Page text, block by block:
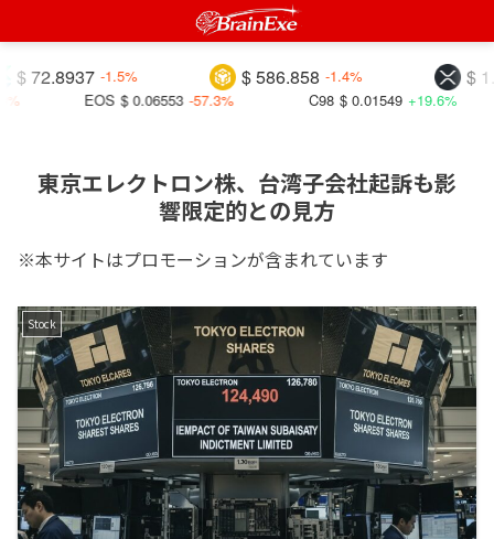
$
$ 586.858 -1.4%
-1.5%
$ 0.01549 +19.6%
$ 0.06553 -57.3%
東京エレクトロン株、台湾子会社起訴も影
響限定的との見方
※本サイトはプロモーションが含まれています
Stock